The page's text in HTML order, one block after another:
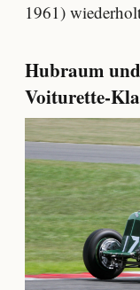
1961)
Hubraum
Voiturette-